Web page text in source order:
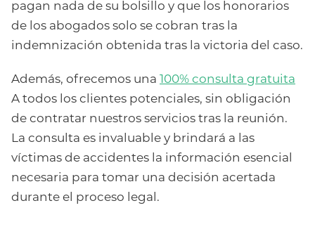
pagan nada de su bolsillo y que los honorarios
de los abogados solo se cobran tras la
indemnización obtenida tras la victoria del caso.
Además, ofrecemos una 100% consulta gratuita
A todos los clientes potenciales, sin obligación
de contratar nuestros servicios tras la reunión.
La consulta es invaluable y brindará a las
víctimas de accidentes la información esencial
necesaria para tomar una decisión acertada
durante el proceso legal.